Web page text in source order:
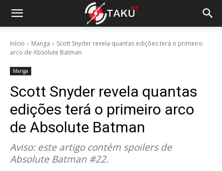
Início Manga
Scott Snyder revela quantas edições terá o primeiro
arco de Absolute Batman
Manga
Scott Snyder revela quantas
edições terá o primeiro arco
de Absolute Batman
Aviso: este artigo contém spoilers de
Absolute Batman #22.